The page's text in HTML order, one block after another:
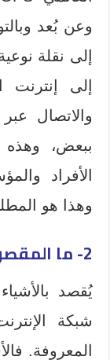
وعن بُعد
إلى نقلة
إلى إنترنت
والاتصال
ببعض، وهذه
الأفراد
وهذا هو
2- ما المقصود بالأشياء ؟
يُقصد
شبكة
المعروفة.